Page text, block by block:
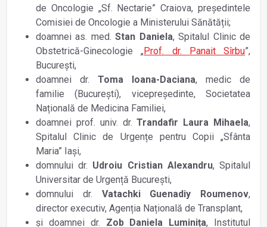
de Oncologie „Sf. Nectarie” Craiova, președintele
Comisiei de Oncologie a Ministerului Sănătății;
doamnei as. med.Stan Daniela, Spitalul Clinic de
Obstetrică-Ginecologie „Prof. dr. Panait Sîrbu”,
București,
doamnei dr. Toma Ioana-Daciana, medic de
familie (București), vicepreședinte, Societatea
Națională de Medicina Familiei,
doamnei prof. univ. dr.Trandafir Laura Mihaela,
Spitalul Clinic de Urgențe pentru Copii „Sfânta
Maria” Iași,
domnului dr. Udroiu Cristian Alexandru, Spitalul
Universitar de Urgență București,
domnului dr. Vatachki Guenadiy Roumenov,
director executiv, Agenția Națională de Transplant,
și doamnei dr. Zob Daniela Luminița, Institutul